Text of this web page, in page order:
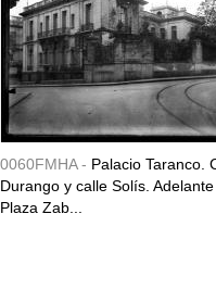
0060FMHA - Palacio Taranco.
Durango y calle Solís.
Plaza Zab...